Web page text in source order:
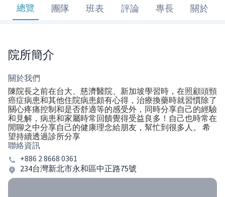
總覽 團隊 班表 評論 專長 關於
院所簡介
關於我們
陳院長之前在台大、慈濟醫院、新加坡學習時，在照顧頭頸
癌症病患和其他住院病患頗有心得，治療換藥時就習慣除了
關心疼痛控制和是否舒適等的感受外，同時分享自己的經驗
和見解，病患和家屬時常回饋覺得受益良多！自己也時常在
閒聊之中分享自己的健康理念給朋友，幫忙到很多人。 希
望持續透過診所分享
聯絡資訊
+886 2 8668 0361
234台灣新北市永和區中正路75號